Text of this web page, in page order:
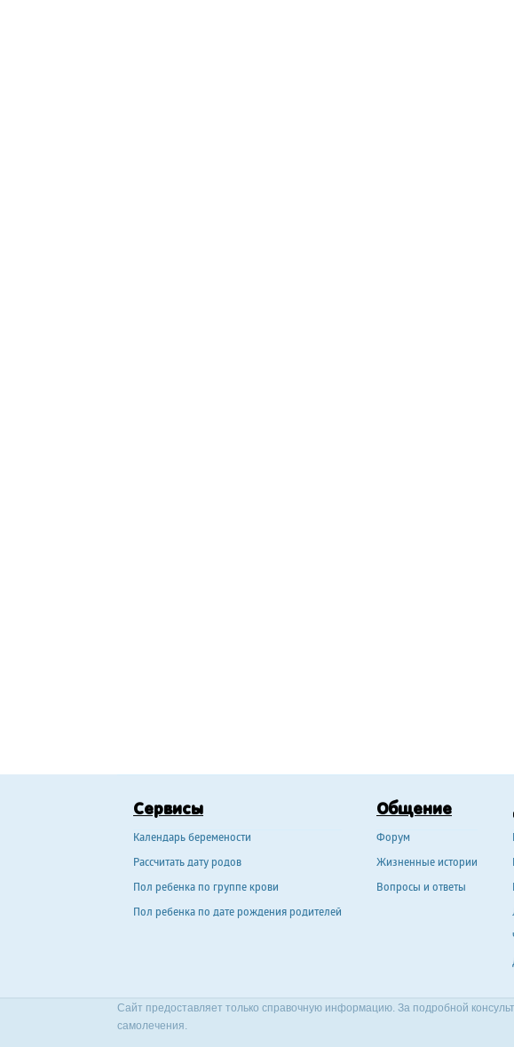
Сервисы
Календарь беремености
Рассчитать дату родов
Пол ребенка по группе крови
Пол ребенка по дате рождения родителей
Общение
Форум
Жизненные истории
Вопросы и ответы
Сайт предоставляет только справочную информацию. За подробной
самолечения.